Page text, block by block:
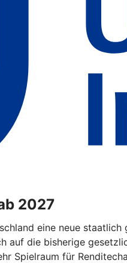
2027
eine neue
auf die bisherige
Spielraum für